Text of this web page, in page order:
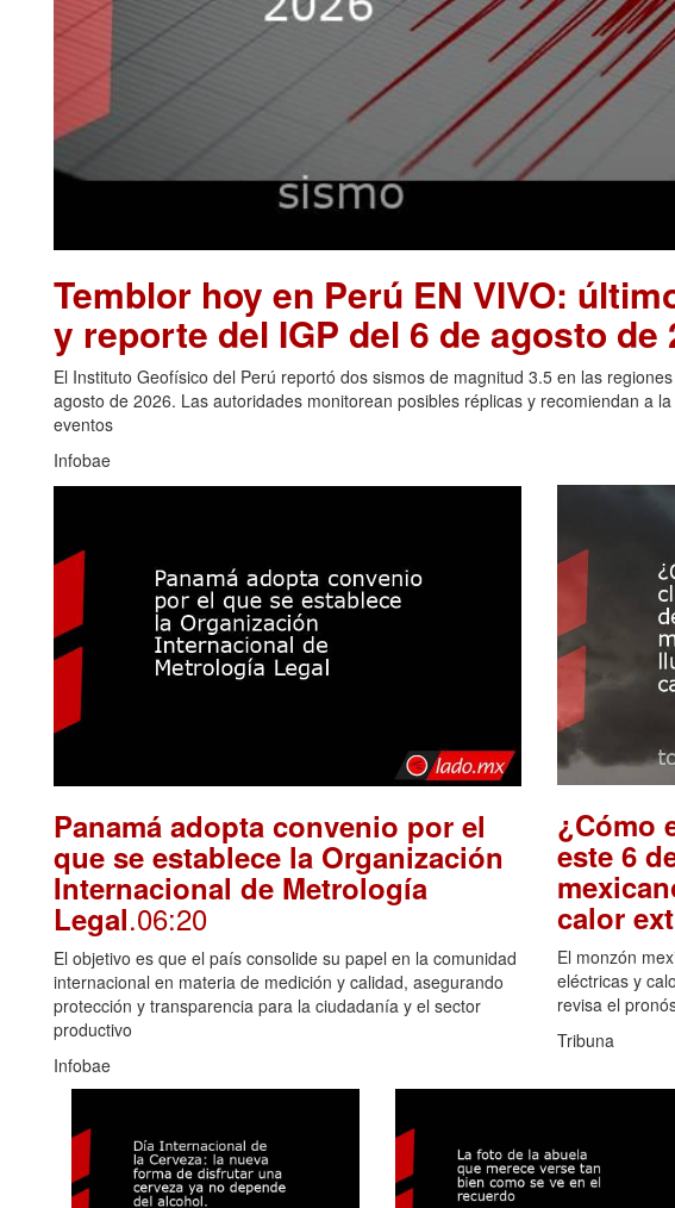
Temblor hoy en Perú EN VIVO:
y reporte del IGP del 6 de agosto de
El Instituto Geofísico del Perú reportó dos sismos de magnitud 3.5 en las
agosto de 2026. Las autoridades monitorean posibles réplicas y recomiendan a
eventos
Infobae
Panamá adopta convenio por el
que se establece la Organización
Internacional de Metrología
Legal.06:20
El objetivo es que el país consolide su papel en la comunidad
internacional en materia de medición y calidad, asegurando
protección y transparencia para la ciudadanía y el sector
productivo
Infobae
¿Cómo
este 6
calor
El monzón
eléctricas y
revisa el
Tribuna